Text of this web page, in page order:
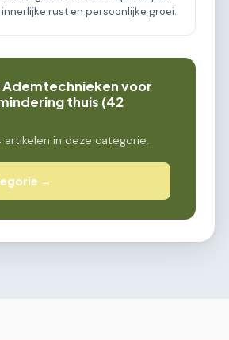
rust en persoonlijke groei.
Ademtechnieken voor
thuis (42
artikelen in deze categorie.
→